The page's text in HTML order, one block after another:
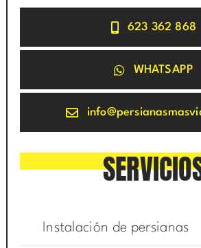
623 362 868
WHATSAPP
Instalación de persianas